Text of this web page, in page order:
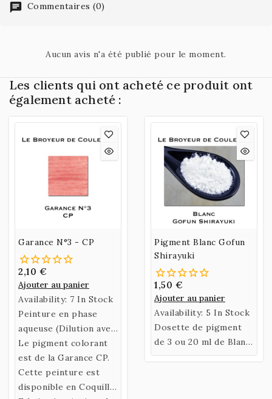
Commentaires (0)
Aucun avis n'a été publié pour le moment.
Les clients qui ont acheté ce produit ont
également acheté :
Garance N°3 - CP
2,10 €
Ajouter au panier
Availability: 7 In Stock
Peinture en phase
aqueuse (Dilution avec
de l’eau)
confectionnée selon
une recette historique
utilisant un liant
Le pigment colorant
est de la Garance CP.
Cette peinture est
disponible en Coquille
Pigment Blanc Gofun
Shirayuki
1,50 €
Ajouter au panier
Availability: 5 In Stock
Dosette de pigment
de 3 ou 20 ml de Blanc
Gofun Shirayuki.